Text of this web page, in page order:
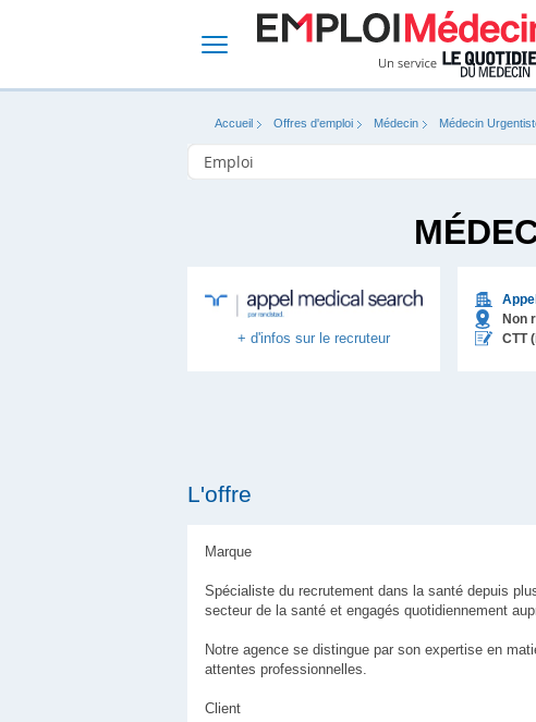
Accueil Offres d'emploi Médecin Médecin
+ d'infos sur le recruteur
Non
CTT
L'offre
Marque
Spécialiste du recrutement dans la santé depuis
secteur de la santé et engagés quotidiennement
Notre agence se distingue par son expertise en
attentes professionnelles.
Client